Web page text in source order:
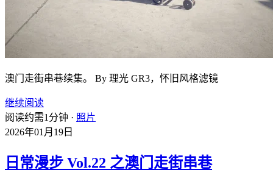
澳门走街串巷续集。 By 理光 GR3，怀旧风格滤镜
继续阅读
阅读约需1分钟 · 照片
2026年01月19日
日常漫步 Vol.22 之澳门走街串巷